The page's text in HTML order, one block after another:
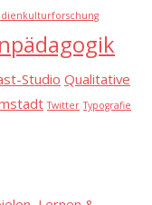
Studio Qualitative
Twitter Typografie